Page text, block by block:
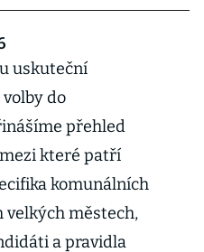
uskuteční
do
přehled
které patří
komunálních
velkých městech,
a pravidla